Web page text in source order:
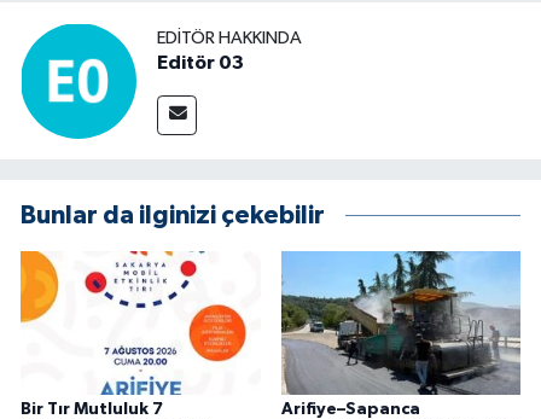
EDITÖR HAKKINDA
Editör 03
Bunlar da ilginizi çekebilir
Bir Tır Mutluluk 7
Arifiye–Sapanca